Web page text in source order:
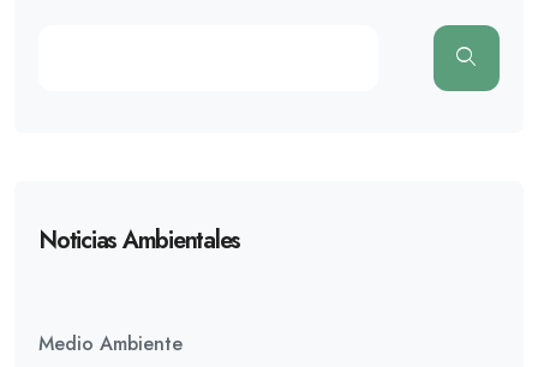
Noticias Ambientales
Medio Ambiente